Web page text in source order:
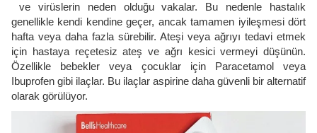
ve virüslerin neden olduğu vakalar. Bu nedenle hastalık
genellikle kendi kendine geçer, ancak tamamen iyileşmesi dört
hafta veya daha fazla sürebilir. Ateşi veya ağrıyı tedavi etmek
için hastaya reçetesiz ateş ve ağrı kesici vermeyi düşünün.
Özellikle bebekler veya çocuklar için Paracetamol veya
Ibuprofen gibi ilaçlar. Bu ilaçlar aspirine daha güvenli bir alternatif
olarak görülüyor.